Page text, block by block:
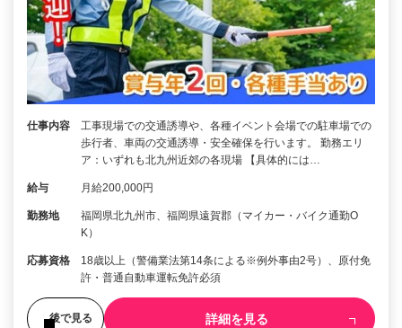
仕事内容
工事現場での交通誘導や、各種イベント会場での駐車場での
歩行者、車両の交通誘導・安全確保を行います。 勤務エリ
ア：いずれも北九州近郊の各現場 【具体的には…
給与 月給200,000円
勤務地
福岡県北九州市、福岡県遠賀郡（マイカー・バイク通勤O
K）
応募資格
18歳以上（警備業法第14条による※例外事由2号）、原付免
許・普通自動車運転免許必須
後で見る 詳細を見る